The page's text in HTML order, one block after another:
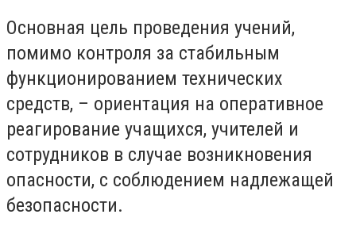
Основная цель проведения учений,
помимо контроля за стабильным
функционированием технических
средств, – ориентация на оперативное
реагирование учащихся, учителей и
сотрудников в случае возникновения
опасности, с соблюдением надлежащей
безопасности.